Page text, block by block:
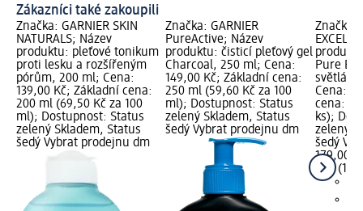
Zákazníci také zakoupili
Značka: GARNIER SKIN
NATURALS; Název
produktu: pleťové tonikum
proti lesku a rozšířeným
pórům, 200 ml; Cena:
139,00 Kč; Základní cena:
200 ml (69,50 Kč za 100
ml); Dostupnost: Status
zelený Skladem, Status
šedý Vybrat prodejnu dm
Značka: GARNIER
PureActive; Název
produktu: čisticí pleťový gel
Charcoal, 250 ml; Cena:
149,00 Kč; Základní cena:
250 ml (59,60 Kč za 100
ml); Dostupnost: Status
zelený Skladem, Status
šedý Vybrat prodejnu dm
Značka:
Pure
světlá
Cena:
cena: 1
ks);
zelený
šedý
179,00
1 ks